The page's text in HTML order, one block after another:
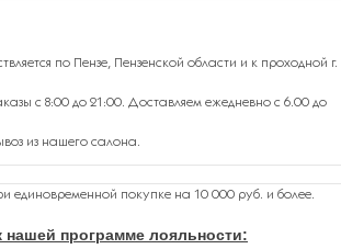
по Пензе, Пензенской области и к проходной г.
с 8:00 до 21:00. Доставляем ежедневно с 6.00 до
из нашего салона.
единовременной покупке на 10 000 руб. и более.
нашей программе лояльности: